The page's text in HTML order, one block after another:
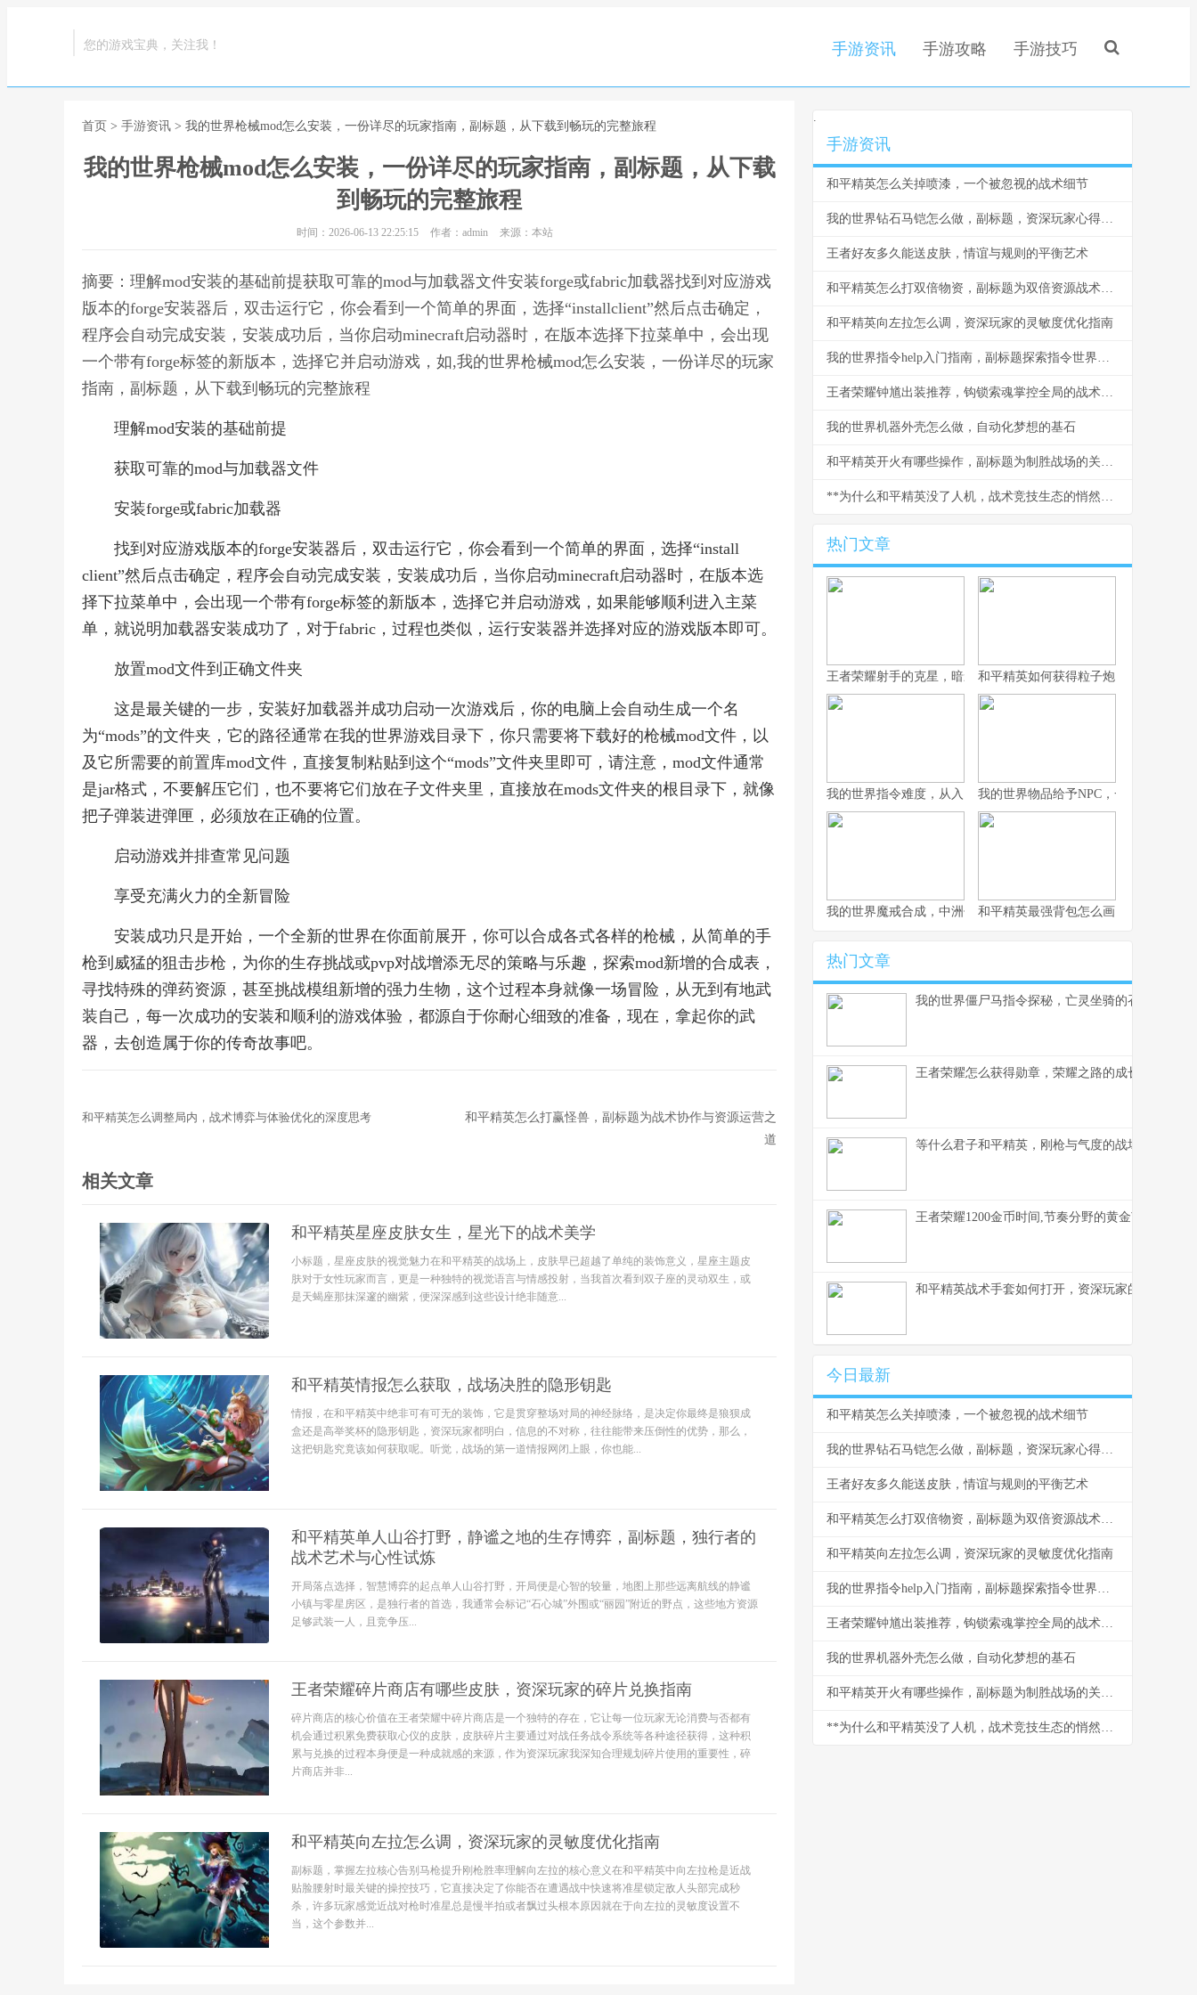
您的游戏宝典，关注我！ 手游资讯 手游攻略 手游技巧
首页 > 手游资讯 > 我的世界枪械mod怎么安装，一份详尽的玩家指南，副标题，从下载到畅玩的完整旅程
我的世界枪械mod怎么安装，一份详尽的玩家指南，副标题，从下载
到畅玩的完整旅程
时间：2026-06-13 22:25:15 作者：admin 来源：本站
摘要：理解mod安装的基础前提获取可靠的mod与加载器文件安装forge或fabric加载器找到对应游戏
版本的forge安装器后，双击运行它，你会看到一个简单的界面，选择“installclient”然后点击确定，
程序会自动完成安装，安装成功后，当你启动minecraft启动器时，在版本选择下拉菜单中，会出现
一个带有forge标签的新版本，选择它并启动游戏，如,我的世界枪械mod怎么安装，一份详尽的玩家
指南，副标题，从下载到畅玩的完整旅程
理解mod安装的基础前提
获取可靠的mod与加载器文件
安装forge或fabric加载器
找到对应游戏版本的forge安装器后，双击运行它，你会看到一个简单的界面，选择“install
client”然后点击确定，程序会自动完成安装，安装成功后，当你启动minecraft启动器时，在版本选
择下拉菜单中，会出现一个带有forge标签的新版本，选择它并启动游戏，如果能够顺利进入主菜
单，就说明加载器安装成功了，对于fabric，过程也类似，运行安装器并选择对应的游戏版本即可。
放置mod文件到正确文件夹
这是最关键的一步，安装好加载器并成功启动一次游戏后，你的电脑上会自动生成一个名
为“mods”的文件夹，它的路径通常在我的世界游戏目录下，你只需要将下载好的枪械mod文件，以
及它所需要的前置库mod文件，直接复制粘贴到这个“mods”文件夹里即可，请注意，mod文件通常
是jar格式，不要解压它们，也不要将它们放在子文件夹里，直接放在mods文件夹的根目录下，就像
把子弹装进弹匣，必须放在正确的位置。
启动游戏并排查常见问题
享受充满火力的全新冒险
安装成功只是开始，一个全新的世界在你面前展开，你可以合成各式各样的枪械，从简单的手
枪到威猛的狙击步枪，为你的生存挑战或pvp对战增添无尽的策略与乐趣，探索mod新增的合成表，
寻找特殊的弹药资源，甚至挑战模组新增的强力生物，这个过程本身就像一场冒险，从无到有地武
装自己，每一次成功的安装和顺利的游戏体验，都源自于你耐心细致的准备，现在，拿起你的武
器，去创造属于你的传奇故事吧。
和平精英怎么调整局内，战术博弈与体验优化的深度思考
和平精英怎么打赢怪兽，副标题为战术协作与资源运营之
道
相关文章
和平精英星座皮肤女生，星光下的战术美学
小标题，星座皮肤的视觉魅力在和平精英的战场上，皮肤早已超越了单纯的装饰意义，星座主题皮
肤对于女性玩家而言，更是一种独特的视觉语言与情感投射，当我首次看到双子座的灵动双生，或
是天蝎座那抹深邃的幽紫，便深深感到这些设计绝非随意...
和平精英情报怎么获取，战场决胜的隐形钥匙
情报，在和平精英中绝非可有可无的装饰，它是贯穿整场对局的神经脉络，是决定你最终是狼狈成
盒还是高举奖杯的隐形钥匙，资深玩家都明白，信息的不对称，往往能带来压倒性的优势，那么，
这把钥匙究竟该如何获取呢。听觉，战场的第一道情报网闭上眼，你也能...
和平精英单人山谷打野，静谧之地的生存博弈，副标题，独行者的
战术艺术与心性试炼
开局落点选择，智慧博弈的起点单人山谷打野，开局便是心智的较量，地图上那些远离航线的静谧
小镇与零星房区，是独行者的首选，我通常会标记“石心城”外围或“丽园”附近的野点，这些地方资源
足够武装一人，且竞争压...
王者荣耀碎片商店有哪些皮肤，资深玩家的碎片兑换指南
碎片商店的核心价值在王者荣耀中碎片商店是一个独特的存在，它让每一位玩家无论消费与否都有
机会通过积累免费获取心仪的皮肤，皮肤碎片主要通过对战任务战令系统等各种途径获得，这种积
累与兑换的过程本身便是一种成就感的来源，作为资深玩家我深知合理规划碎片使用的重要性，碎
片商店并非...
和平精英向左拉怎么调，资深玩家的灵敏度优化指南
副标题，掌握左拉核心告别马枪提升刚枪胜率理解向左拉的核心意义在和平精英中向左拉枪是近战
贴脸腰射时最关键的操控技巧，它直接决定了你能否在遭遇战中快速将准星锁定敌人头部完成秒
杀，许多玩家感觉近战对枪时准星总是慢半拍或者飘过头根本原因就在于向左拉的灵敏度设置不
当，这个参数并...
.
手游资讯
和平精英怎么关掉喷漆，一个被忽视的战术细节
我的世界钻石马铠怎么做，副标题，资深玩家心得与详尽步骤指南
王者好友多久能送皮肤，情谊与规则的平衡艺术
和平精英怎么打双倍物资，副标题为双倍资源战术致胜全解析
和平精英向左拉怎么调，资深玩家的灵敏度优化指南
我的世界指令help入门指南，副标题探索指令世界的钥匙
王者荣耀钟馗出装推荐，钩锁索魂掌控全局的战术核心
我的世界机器外壳怎么做，自动化梦想的基石
和平精英开火有哪些操作，副标题为制胜战场的关键技巧解析
**为什么和平精英没了人机，战术竞技生态的悄然变革**
热门文章
王者荣耀射手的克星，暗影中的致命猎手副标题，那些让射手颤抖
和平精英如何获得粒子炮，火力升级的
我的世界指令难度，从入门到精通的奇妙旅程，副标题，探索代码
我的世界物品给予NPC，一场虚拟与情
我的世界魔戒合成，中洲传奇的方块重塑和平精英最强背包怎么画，战术大师的
热门文章
我的世界僵尸马指令探秘，亡灵坐骑的召唤艺术
王者荣耀怎么获得勋章，荣耀之路的成长印记
等什么君子和平精英，刚枪与气度的战场交响
王者荣耀1200金币时间,节奏分野的黄金节点,副标
和平精英战术手套如何打开，资深玩家的战术配件
今日最新
和平精英怎么关掉喷漆，一个被忽视的战术细节
我的世界钻石马铠怎么做，副标题，资深玩家心得与详尽步骤指南
王者好友多久能送皮肤，情谊与规则的平衡艺术
和平精英怎么打双倍物资，副标题为双倍资源战术致胜全解析
和平精英向左拉怎么调，资深玩家的灵敏度优化指南
我的世界指令help入门指南，副标题探索指令世界的钥匙
王者荣耀钟馗出装推荐，钩锁索魂掌控全局的战术核心
我的世界机器外壳怎么做，自动化梦想的基石
和平精英开火有哪些操作，副标题为制胜战场的关键技巧解析
**为什么和平精英没了人机，战术竞技生态的悄然变革**